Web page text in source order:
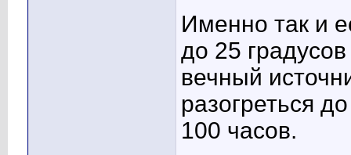
Именно так и
до 25
вечный
разогреться
100 часов.